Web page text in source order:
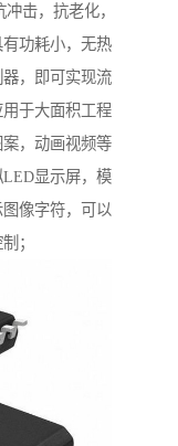
击，抗老化，
功耗小，无热
，即可实现流
于大面积工程
，动画视频等
显示屏，模
像字符，可以
；